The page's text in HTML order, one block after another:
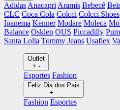
Adidas Anacapri Aramis Bebecê
CLC Coca Cola Colcci Colcci Shoes
Ipanema Kenner Modare Moleca
Balance Osklen OUS Piccadilly
Santa Lolla Tommy Jeans Usaflex
Outlet
+ -
Esportes Fashion
Feliz Dia dos Pais
+ -
Fashion Esportes